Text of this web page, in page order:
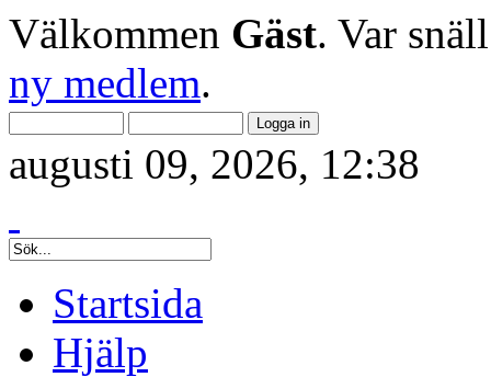
Välkommen Gäst. Var
ny medlem.
augusti 09, 2026, 12:38
Startsida
Hjälp